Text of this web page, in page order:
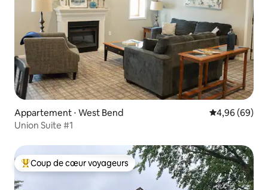
Appartement ⋅ West Bend Évaluation
4,96 (69)
Union Suite #1
Coups de cœur voyageurs les plus appréciés
Coup de cœur voyageurs